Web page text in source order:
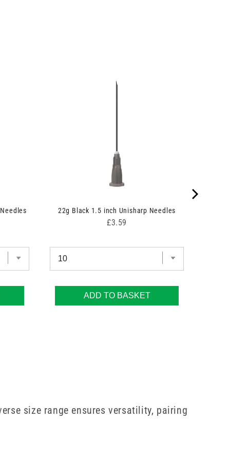
22g Black 1.5 inch Unisharp Needles
Price
£3.59
ADD TO BASKET
size range ensures versatility, pairing